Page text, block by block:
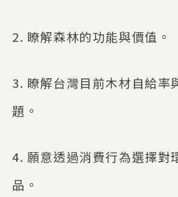
2. 瞭解森林的功能與價值。
3. 瞭解台灣目前木材自給率
題。
4. 願意透過消費行為選擇對
品。